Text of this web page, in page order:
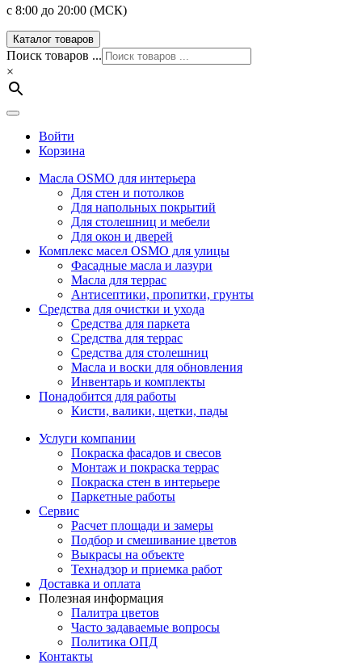
с 8:00 до 20:00 (МСК)
Каталог товаров
Поиск товаров ...
×
Войти
Корзина
Масла OSMO для интерьера
Для стен и потолков
Для напольных покрытий
Для столешниц и мебели
Для окон и дверей
Комплекс масел OSMO для улицы
Фасадные масла и лазури
Масла для террас
Антисептики, пропитки, грунты
Средства для очистки и ухода
Средства для паркета
Средства для террас
Средства для столешниц
Масла и воски для обновления
Инвентарь и комплекты
Понадобится для работы
Кисти, валики, щетки, пады
Услуги компании
Покраска фасадов и свесов
Монтаж и покраска террас
Покраска стен в интерьере
Паркетные работы
Сервис
Расчет площади и замеры
Подбор и смешивание цветов
Выкрасы на объекте
Технадзор и приемка работ
Доставка и оплата
Полезная информация
Палитра цветов
Часто задаваемые вопросы
Политика ОПД
Контакты